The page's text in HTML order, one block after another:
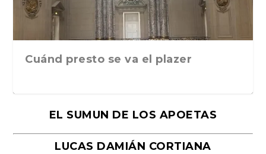
Cuánd presto se va el plazer
EL SUMUN DE LOS APOETAS
LUCAS DAMIÁN CORTIANA